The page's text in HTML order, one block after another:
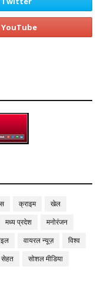
क्राइम
खेल
मध्य प्रदेश
मनोरंजन
वायरल न्यूज़
विश्व
सेहत
सोशल मीडिया